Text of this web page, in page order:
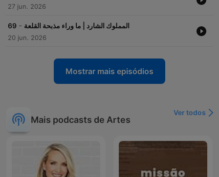
27 jun. 2026
69 - المملوك الشارد | ما وراء مذبحة القلعة
20 jun. 2026
Mostrar mais episódios
Mais podcasts de Artes
Ver todos